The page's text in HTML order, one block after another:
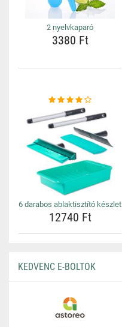
2 nyelvkaparó
3380 Ft
6 darabos ablaktisztító készlet
12740 Ft
KEDVENC E-BOLTOK